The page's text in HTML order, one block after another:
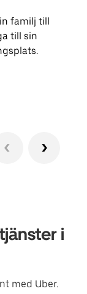
familj till
till sin
i
med Uber.